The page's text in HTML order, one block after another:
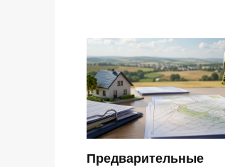
Предварительные